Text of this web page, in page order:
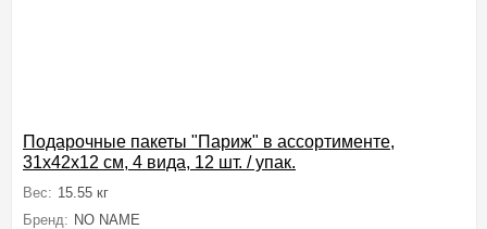
Подарочные пакеты "Париж" в ассортименте,
31x42x12 см, 4 вида, 12 шт. / упак.
Вес: 15.55 кг
Бренд: NO NAME